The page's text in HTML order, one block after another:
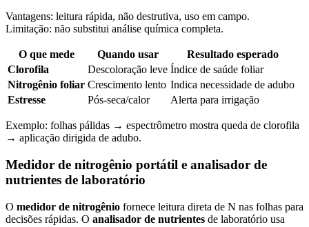
Vantagens: leitura rápida, não destrutiva, uso em campo.
Limitação: não substitui análise química completa.
O que mede Quando usar
Resultado esperado
Clorofila
Descoloração leve Índice de saúde foliar
Nitrogênio foliar Crescimento lento Indica necessidade de adubo
Estresse
Pós-seca/calor Alerta para irrigação
Exemplo: folhas pálidas → espectrômetro mostra queda de clorofila
→ aplicação dirigida de adubo.
Medidor de nitrogênio portátil e analisador de
nutrientes de laboratório
O medidor de nitrogênio fornece leitura direta de N nas folhas para
decisões rápidas. O analisador de nutrientes de laboratório usa